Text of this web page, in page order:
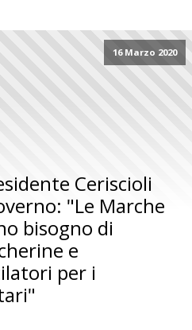
16 Marzo 2020
Ceriscioli
"Le Marche
bisogno di
e
per i